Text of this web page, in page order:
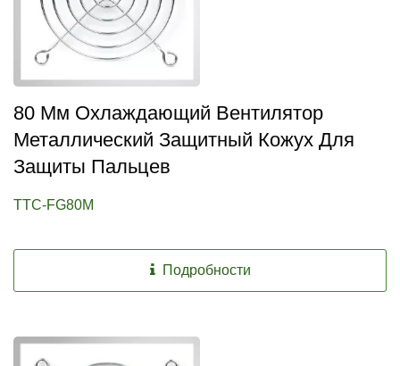
80 Мм Охлаждающий Вентилятор
Металлический Защитный Кожух Для
Защиты Пальцев
TTC-FG80M
Подробности